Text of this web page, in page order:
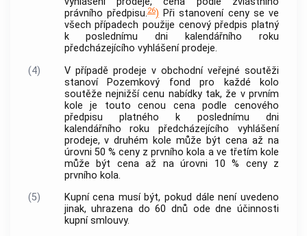
právního předpisu.26) Při stanovení ceny se ve
všech případech použije cenový předpis platný
k poslednímu dni kalendářního roku
předcházejícího vyhlášení prodeje.
(4)
V případě prodeje v obchodní veřejné soutěži
stanoví Pozemkový fond pro každé kolo
soutěže nejnižší cenu nabídky tak, že v prvním
kole je touto cenou cena podle cenového
předpisu platného k poslednímu dni
kalendářního roku předcházejícího vyhlášení
prodeje, v druhém kole může být cena až na
úrovni 50 % ceny z prvního kola a ve třetím kole
může být cena až na úrovni 10 % ceny z
prvního kola.
(5)
Kupní cena musí být, pokud dále není uvedeno
jinak, uhrazena do 60 dnů ode dne účinnosti
kupní smlouvy.